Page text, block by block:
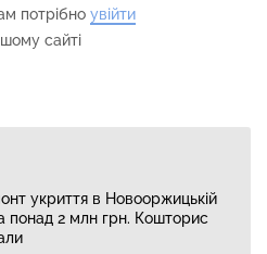
потрібно увійти
сайті
укриття в Новооржицькій
понад 2 млн грн. Кошторис